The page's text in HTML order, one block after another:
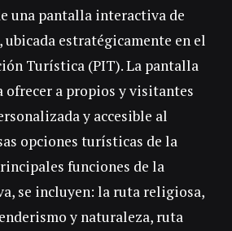
una pantalla interactiva de
estratégicamente en el
Turística (PIT). La pantalla
ofrecer a propios y visitantes
y accesible al
opciones turísticas de la
funciones de la
se incluyen: la ruta religiosa,
y naturaleza, ruta